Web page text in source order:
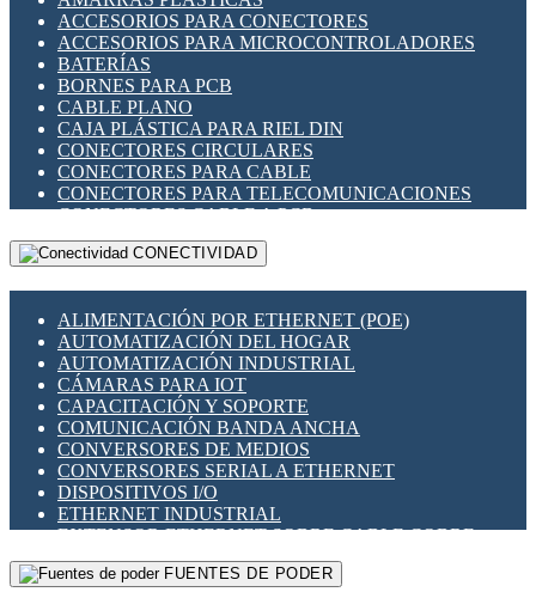
INDICADORES PARA PANEL
INTERFACES DE RELÉ
INTERRUPTORES FIN DE CARRERA
LLAVES CONMUTADORAS
MEDIDORES DE ENERGÍA Y TC'S DE CORRIENTE
MOTORES PASO A PASO
PANTALLAS HMI
PLC -CONTROLADORES LÓGICO PROGRAMABLES
PROGRAMADORES DE HORARIO
RELÉS DE PROTECCIÓN
SENSORES CAPACITIVOS
SENSORES INDUCTIVOS
TEMPORIZADORES
VARIACS
VARIADORES DE FRECUENCIA [VDF]
SECCIONADORES - INTERRUPTORES
MAQUINARIA
ACCESORIOS PARA CONECTORES
ACCESORIOS PARA MICROCONTROLADORES
BATERÍAS
BORNES PARA PCB
CABLE PLANO
CAJA PLÁSTICA PARA RIEL DIN
CONECTORES CIRCULARES
CONECTORES PARA CABLE
CONECTORES PARA TELECOMUNICACIONES
CONECTORES CABLE A PCB
CONECTORES PCB A CABLE
DIP SWITCHES
HERRAMIENTAS VARIAS
ILUMINACIÓN LED
INTERRUPTORES REED
INTERFACES DE RELÉ
OTROS RELÉS
PROTECCIÓN TÉRMICA
RELÉS AUTOMOTRICES
RELÉS DE SEÑAL
RELÉS DE ESTADO SÓLIDO SSR
RELÉS INDUSTRIALES
RELÉS MINIATURA DE POTENCIA
SENSORES MAGNÉTICOS
CONECTIVIDAD
ALIMENTACIÓN POR ETHERNET (POE)
AUTOMATIZACIÓN DEL HOGAR
AUTOMATIZACIÓN INDUSTRIAL
CÁMARAS PARA IOT
CAPACITACIÓN Y SOPORTE
COMUNICACIÓN BANDA ANCHA
CONVERSORES DE MEDIOS
CONVERSORES SERIAL A ETHERNET
DISPOSITIVOS I/O
ETHERNET INDUSTRIAL
EXTENSOR ETHERNET SOBRE CABLE COBRE
GATEWAY LORAWAN
GESTIÓN DE REDESFUENTES DE PODER